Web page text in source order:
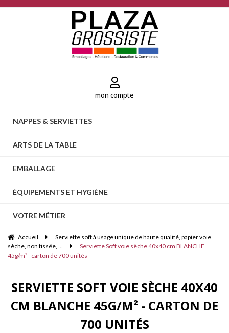
mon compte
NAPPES & SERVIETTES
ARTS DE LA TABLE
EMBALLAGE
ÉQUIPEMENTS ET HYGIÈNE
VOTRE MÉTIER
Accueil
Serviette soft à usage unique de haute qualité, papier voie
sèche, non tissée, ...
Serviette Soft voie sèche 40x40 cm BLANCHE
45g/m² - carton de 700 unités
SERVIETTE SOFT VOIE SÈCHE 40X40
CM BLANCHE 45G/M² - CARTON DE
700 UNITÉS